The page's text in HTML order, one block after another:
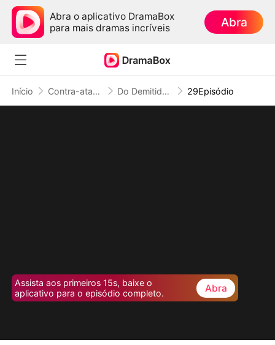
Abra o aplicativo DramaBox
para mais dramas incríveis
Abra
Início Contra-ataque Do Demitido ao Temido: Jamais ao Seu Alcance 29Episódio
Assista aos primeiros 15s, baixe o
aplicativo para o episódio completo.
Abra